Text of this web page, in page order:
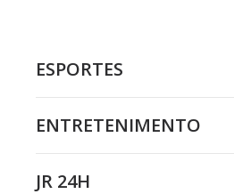
ESPORTES
ENTRETENIMENTO
JR 24H